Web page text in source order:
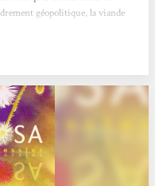
géopolitique, la viande
avant d’affronter des